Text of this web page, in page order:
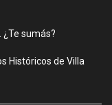
¿Te sumás?
Históricos de Villa